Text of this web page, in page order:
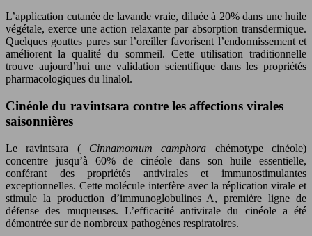
L’application cutanée de lavande vraie, diluée à 20% dans une huile
végétale, exerce une action relaxante par absorption transdermique.
Quelques gouttes pures sur l’oreiller favorisent l’endormissement et
améliorent la qualité du sommeil. Cette utilisation traditionnelle
trouve aujourd’hui une validation scientifique dans les propriétés
pharmacologiques du linalol.
Cinéole du ravintsara contre les affections virales
saisonnières
Le ravintsara ( Cinnamomum camphora chémotype cinéole)
concentre jusqu’à 60% de cinéole dans son huile essentielle,
conférant des propriétés antivirales et immunostimulantes
exceptionnelles. Cette molécule interfère avec la réplication virale et
stimule la production d’immunoglobulines A, première ligne de
défense des muqueuses. L’efficacité antivirale du cinéole a été
démontrée sur de nombreux pathogènes respiratoires.